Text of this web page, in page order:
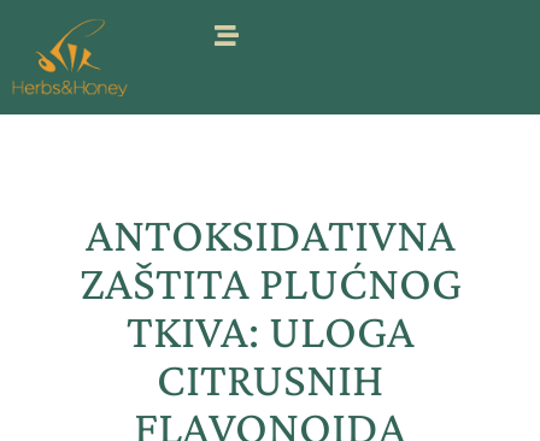
sadržaj
ANTOKSIDATIVNA
ZAŠTITA PLUĆNOG
TKIVA: ULOGA
CITRUSNIH
FLAVONOIDA